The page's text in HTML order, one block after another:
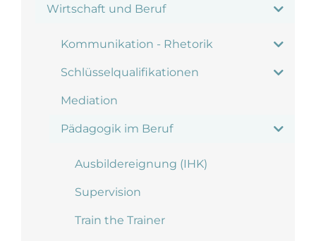
Wirtschaft und Beruf
Kommunikation - Rhetorik
Schlüsselqualifikationen
Mediation
Pädagogik im Beruf
Ausbildereignung (IHK)
Supervision
Train the Trainer